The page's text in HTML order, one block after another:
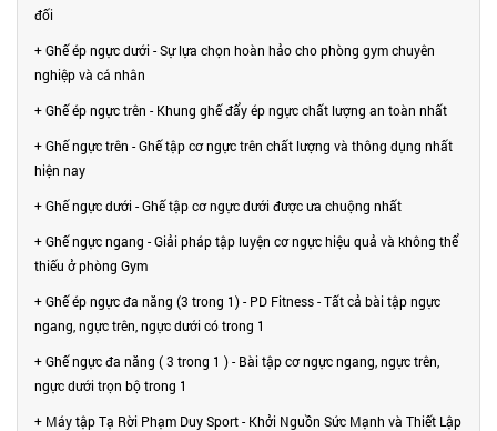
đối
+ Ghế ép ngực dưới - Sự lựa chọn hoàn hảo cho phòng gym chuyên
nghiệp và cá nhân
+ Ghế ép ngực trên - Khung ghế đẩy ép ngực chất lượng an toàn nhất
+ Ghế ngực trên - Ghế tập cơ ngực trên chất lượng và thông dụng nhất
hiện nay
+ Ghế ngực dưới - Ghế tập cơ ngực dưới được ưa chuộng nhất
+ Ghế ngực ngang - Giải pháp tập luyện cơ ngực hiệu quả và không thể
thiếu ở phòng Gym
+ Ghế ép ngực đa năng (3 trong 1) - PD Fitness - Tất cả bài tập ngực
ngang, ngực trên, ngực dưới có trong 1
+ Ghế ngực đa năng ( 3 trong 1 ) - Bài tập cơ ngực ngang, ngực trên,
ngực dưới trọn bộ trong 1
+ Máy tập Tạ Rời Phạm Duy Sport - Khởi Nguồn Sức Mạnh và Thiết Lập